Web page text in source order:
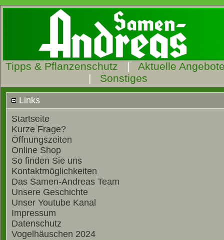
Tipps & Pflanzenschutz | Aktuelle
| Sonstiges
Links
Startseite
Kurze Frage?
Öffnungszeiten
Online Shop
So finden Sie uns
Kontaktmöglichkeiten
Das Samen-Andreas Team
Unsere Geschichte
Unser Youtube Kanal
Impressum
Datenschutz
Vogelhäuschen 2024